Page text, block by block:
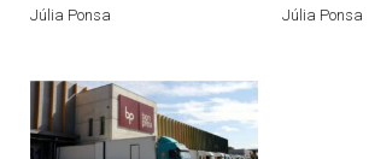
Júlia Ponsa Júlia Ponsa